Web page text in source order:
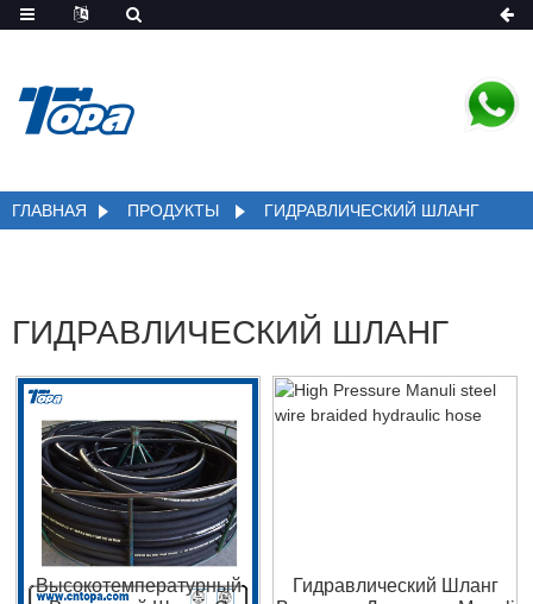
ГЛАВНАЯ ПРОДУКТЫ ГИДРАВЛИЧЕСКИЙ ШЛАНГ
ГИДРАВЛИЧЕСКИЙ ШЛАНГ
Высокотемпературный
Гидравлический Шланг